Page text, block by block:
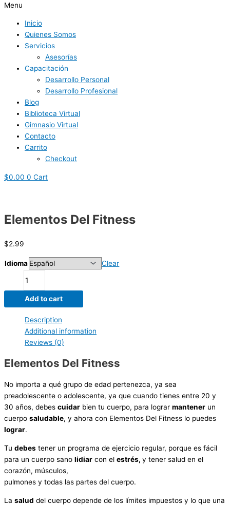
Menu
Inicio
Quienes Somos
Servicios
Asesorías
Capacitación
Desarrollo Personal
Desarrollo Profesional
Blog
Biblioteca Virtual
Gimnasio Virtual
Contacto
Carrito
Checkout
$0.00 0 Cart
Elementos Del Fitness
$2.99
Idioma Clear
Add to cart
Description
Additional information
Reviews (0)
Elementos Del Fitness
No importa a qué grupo de edad pertenezca, ya sea
preadolescente o adolescente, ya que cuando tienes entre 20 y
30 años, debes cuidar bien tu cuerpo, para lograr mantener un
cuerpo saludable, y ahora con Elementos Del Fitness lo puedes
lograr.
Tu debes tener un programa de ejercicio regular, porque es fácil
para un cuerpo sano lidiar con el estrés, y tener salud en el
corazón, músculos,
pulmones y todas las partes del cuerpo.
La salud del cuerpo depende de los límites impuestos y lo que una